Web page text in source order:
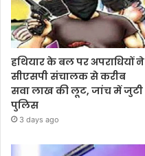
हथियार के बल पर अपराधियों ने
सीएसपी संचालक से करीब
सवा लाख की लूट, जांच में जुटी
पुलिस
3 days ago